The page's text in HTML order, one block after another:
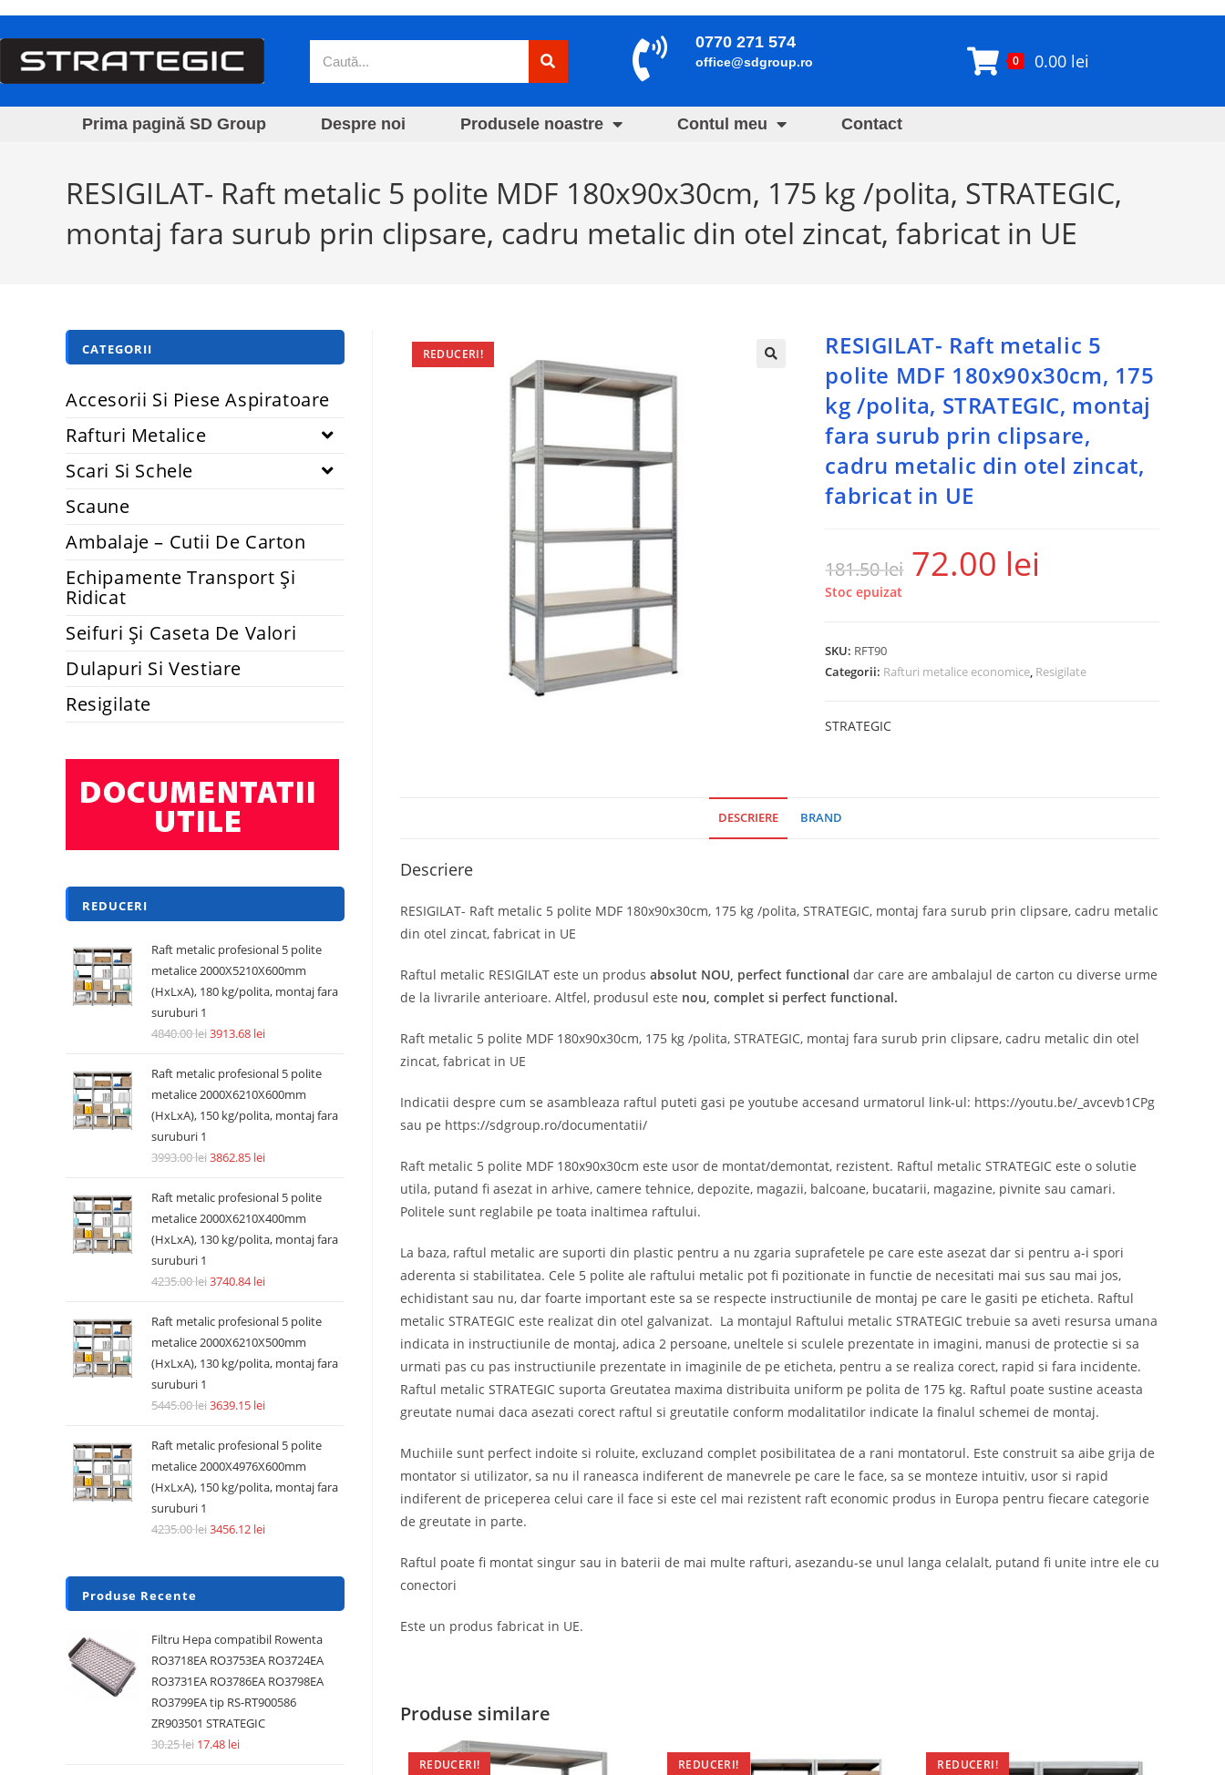
0770 271 574
office@sdgroup.ro 0 0.00 lei
Prima pagină SD Group Despre noi Produsele noastre Contul meu Contact
RESIGILAT- Raft metalic 5 polite MDF 180x90x30cm, 175 kg /polita, STRATEGIC,
montaj fara surub prin clipsare, cadru metalic din otel zincat, fabricat in UE
REDUCERI!
RESIGILAT- Raft metalic 5
polite MDF 180x90x30cm, 175
kg /polita, STRATEGIC, montaj
fara surub prin clipsare,
cadru metalic din otel zincat,
fabricat in UE
181.50lei 72.00 lei
Stoc epuizat
SKU: RFT90
Categorii: Rafturi metalice economice, Resigilate
STRATEGIC
DESCRIERE BRAND
Descriere
RESIGILAT- Raft metalic 5 polite MDF 180x90x30cm, 175 kg /polita, STRATEGIC, montaj fara surub prin clipsare, cadru metalic
din otel zincat, fabricat in UE
Raftul metalic RESIGILAT este un produs absolut NOU, perfect functional dar care are ambalajul de carton cu diverse urme
de la livrarile anterioare. Altfel, produsul este nou, complet si perfect functional.
Raft metalic 5 polite MDF 180x90x30cm, 175 kg /polita, STRATEGIC, montaj fara surub prin clipsare, cadru metalic din otel
zincat, fabricat in UE
Indicatii despre cum se asambleaza raftul puteti gasi pe youtube accesand urmatorul link-ul: https://youtu.be/_avcevb1CPg
sau pe https://sdgroup.ro/documentatii/
Raft metalic 5 polite MDF 180x90x30cm este usor de montat/demontat, rezistent. Raftul metalic STRATEGIC este o solutie
utila, putand fi asezat in arhive, camere tehnice, depozite, magazii, balcoane, bucatarii, magazine, pivnite sau camari.
Politele sunt reglabile pe toata inaltimea raftului.
La baza, raftul metalic are suporti din plastic pentru a nu zgaria suprafetele pe care este asezat dar si pentru a-i spori
aderenta si stabilitatea. Cele 5 polite ale raftului metalic pot fi pozitionate in functie de necesitati mai sus sau mai jos,
echidistant sau nu, dar foarte important este sa se respecte instructiunile de montaj pe care le gasiti pe eticheta. Raftul
metalic STRATEGIC este realizat din otel galvanizat. La montajul Raftului metalic STRATEGIC trebuie sa aveti resursa umana
indicata in instructiunile de montaj, adica 2 persoane, uneltele si sculele prezentate in imagini, manusi de protectie si sa
urmati pas cu pas instructiunile prezentate in imaginile de pe eticheta, pentru a se realiza corect, rapid si fara incidente.
Raftul metalic STRATEGIC suporta Greutatea maxima distribuita uniform pe polita de 175 kg. Raftul poate sustine aceasta
greutate numai daca asezati corect raftul si greutatile conform modalitatilor indicate la finalul schemei de montaj.
Muchiile sunt perfect indoite si roluite, excluzand complet posibilitatea de a rani montatorul. Este construit sa aibe grija de
montator si utilizator, sa nu il raneasca indiferent de manevrele pe care le face, sa se monteze intuitiv, usor si rapid
indiferent de priceperea celui care il face si este cel mai rezistent raft economic produs in Europa pentru fiecare categorie
de greutate in parte.
Raftul poate fi montat singur sau in baterii de mai multe rafturi, asezandu-se unul langa celalalt, putand fi unite intre ele cu
conectori
Este un produs fabricat in UE.
Produse similare
REDUCERI! REDUCERI! REDUCERI!
CATEGORII
Accesorii Si Piese Aspiratoare
Rafturi Metalice
Scari Si Schele
Scaune
Ambalaje – Cutii De Carton
Echipamente Transport Și
Ridicat
Seifuri Și Caseta De Valori
Dulapuri Si Vestiare
Resigilate
REDUCERI
Raft metalic profesional 5 polite
metalice 2000X5210X600mm
(HxLxA), 180 kg/polita, montaj fara
suruburi 1
4840.00lei3913.68 lei
Raft metalic profesional 5 polite
metalice 2000X6210X600mm
(HxLxA), 150 kg/polita, montaj fara
suruburi 1
3993.00lei3862.85 lei
Raft metalic profesional 5 polite
metalice 2000X6210X400mm
(HxLxA), 130 kg/polita, montaj fara
suruburi 1
4235.00lei3740.84lei
Raft metalic profesional 5 polite
metalice 2000X6210X500mm
(HxLxA), 130 kg/polita, montaj fara
suruburi 1
5445.00lei3639.15 lei
Raft metalic profesional 5 polite
metalice 2000X4976X600mm
(HxLxA), 150 kg/polita, montaj fara
suruburi 1
4235.00lei3456.12 lei
Produse Recente
Filtru Hepa compatibil Rowenta
RO3718EA RO3753EA RO3724EA
RO3731EA RO3786EA RO3798EA
RO3799EA tip RS-RT900586
ZR903501 STRATEGIC
30.25lei 17.48 lei